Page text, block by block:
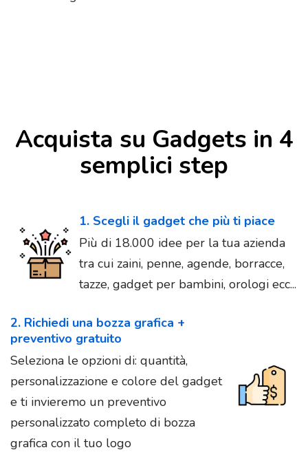
Acquista su Gadgets in 4
semplici step
1. Scegli il gadget che più ti piace
Più di 18.000 idee per la tua azienda
tra cui zaini, penne, agende, borracce,
tazze, gadget per bambini, orologi ecc...
2. Richiedi una bozza grafica +
preventivo gratuito
Seleziona le opzioni di: quantità,
personalizzazione e colore del gadget
e ti invieremo un preventivo
personalizzato completo di bozza
grafica con il tuo logo